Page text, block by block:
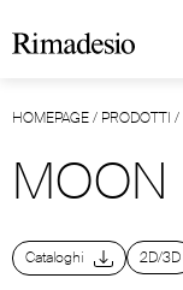
HOMEPAGE/ PRODOTTI /
MOON
Cataloghi 2D/3D